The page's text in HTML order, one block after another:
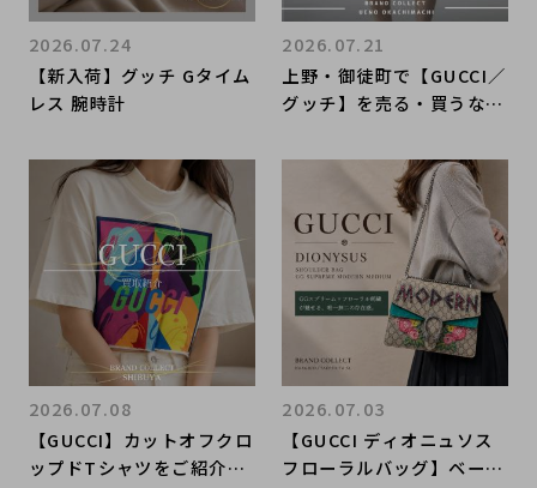
【新入荷】グッチ Gタイム
レス 腕時計
2026.07.24
上野・御徒町で【GUCCI／
グッチ】を売る・買うなら
町店｜Jumbo GG Canva
s Shorts／ジャンボGGキ
ャンバス ハーフパンツ入
荷｜Buy & Sell Luxury i
n Ueno Tokyo｜Tax-Fr
ee Available
2026.07.21
【GUCCI】カットオフクロ
ップドTシャツをご紹介｜
2026.07.08
【GUCCI ディオニュソス
フローラルバッグ】ベージ
2026.07.03